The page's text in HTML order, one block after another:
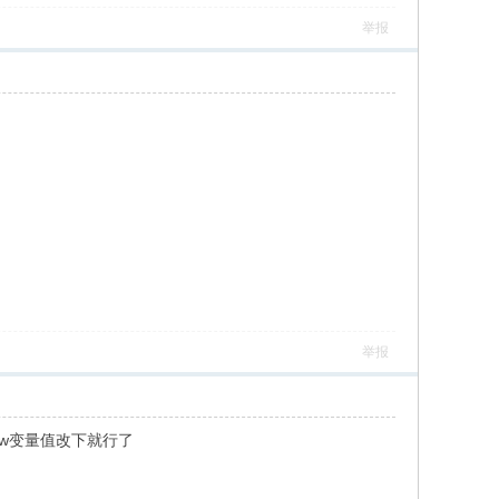
举报
举报
变量值改下就行了